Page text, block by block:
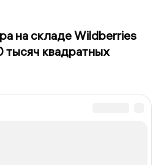
на складе Wildberries
тысяч квадратных